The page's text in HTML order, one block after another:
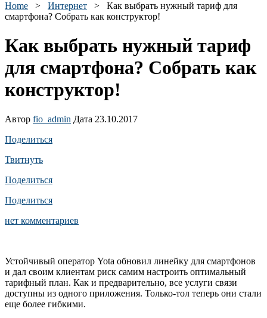
Home > Интернет > Как выбрать нужный тариф для
смартфона? Собрать как конструктор!
Как выбрать нужный тариф
для смартфона? Собрать как
конструктор!
Автор fio_admin Дата 23.10.2017
Поделиться
Твитнуть
Поделиться
Поделиться
нет комментариев
Устойчивый оператор Yota обновил линейку для смартфонов
и дал своим клиентам риск самим настроить оптимальный
тарифный план. Как и предварительно, все услуги связи
доступны из одного приложения. Только-тол теперь они стали
еще более гибкими.